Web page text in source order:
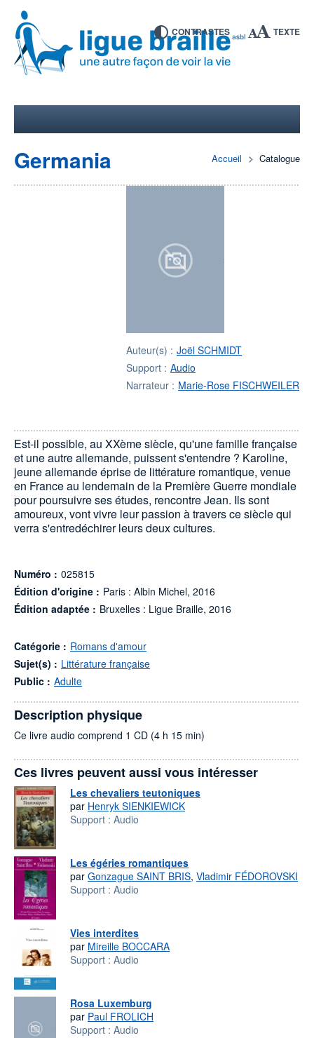
CONTRASTES TEXTE
Accueil Catalogue
Germania
Auteur(s) : Joël SCHMIDT
Support : Audio
Narrateur : Marie-Rose FISCHWEILER
Est-il possible, au XXème siècle, qu'une famille française
et une autre allemande, puissent s'entendre ? Karoline,
jeune allemande éprise de littérature romantique, venue
en France au lendemain de la Première Guerre mondiale
pour poursuivre ses études, rencontre Jean. Ils sont
amoureux, vont vivre leur passion à travers ce siècle qui
verra s'entredéchirer leurs deux cultures.
Numéro : 025815
Édition d'origine : Paris : Albin Michel, 2016
Édition adaptée : Bruxelles : Ligue Braille, 2016
Catégorie : Romans d'amour
Sujet(s) : Littérature française
Public : Adulte
Description physique
Ce livre audio comprend 1 CD (4 h 15 min)
Ces livres peuvent aussi vous intéresser
Les chevaliers teutoniques
par Henryk SIENKIEWICK
Support : Audio
Les égéries romantiques
par Gonzague SAINT BRIS, Vladimir FÉDOROVSKI
Support : Audio
Vies interdites
par Mireille BOCCARA
Support : Audio
Rosa Luxemburg
par Paul FROLICH
Support : Audio